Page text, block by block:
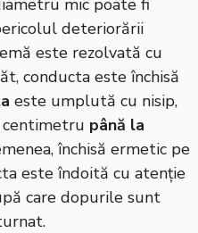
mic poate fi
deteriorării
este rezolvată cu
conducta este închisă
este umplută cu nisip,
până la
închisă ermetic pe
este îndoită cu atenție
care dopurile sunt